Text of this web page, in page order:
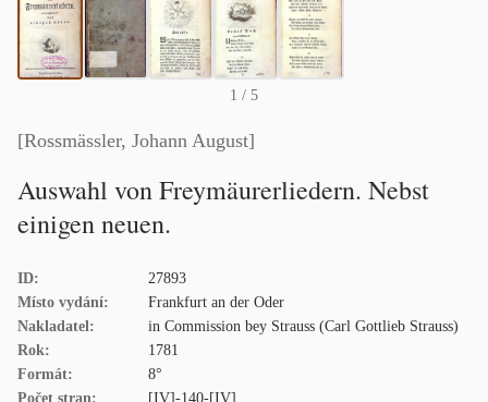
1 / 5
[Rossmässler, Johann August]
Auswahl von Freymäurerliedern. Nebst
einigen neuen.
ID:
27893
Místo vydání:
Frankfurt an der Oder
Nakladatel:
in Commission bey Strauss (Carl Gottlieb Strauss)
Rok:
1781
Formát:
8°
Počet stran:
[IV]-140-[IV]